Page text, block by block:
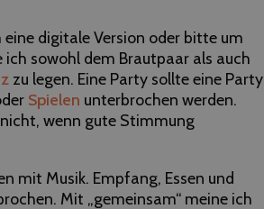
digitale Version oder bitte um
sowohl dem Brautpaar als auch
zu legen. Eine Party sollte eine Party
Spielen unterbrochen werden.
wenn gute Stimmung
mit Musik. Empfang, Essen und
Mit „gemeinsam“ meine ich